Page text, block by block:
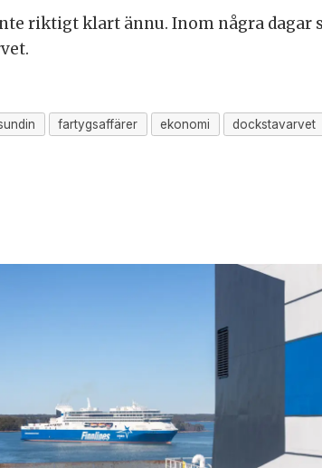
riktigt klart ännu. Inom några dagar
fartygsaffärer ekonomi dockstavarvet